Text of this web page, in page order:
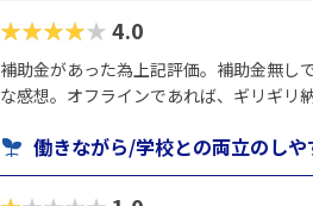
★★★★★4.0
補助金があった為上記評価。補助金無し
な感想。オフラインであれば、ギリギリ
働きながら/学校との両立のしや